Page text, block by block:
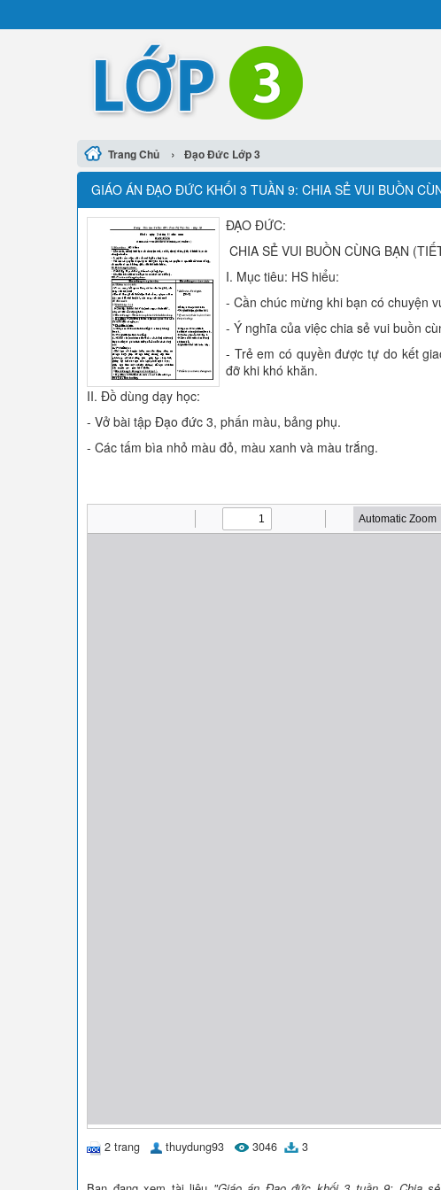
Trang Chủ › Đạo Đức Lớp 3
GIÁO ÁN ĐẠO ĐỨC KHỐI 3 TUẦN 9: CHIA SẺ VUI BUỒN
ĐẠO ĐỨC:
CHIA SẺ VUI BUỒN CÙNG BẠN
I. Mục tiêu: HS hiểu:
- Cần chúc mừng khi bạn có chuyện
- Ý nghĩa của việc chia sẻ vui buồn
- Trẻ em có quyền được tự do kết
đỡ khi khó khăn.
II. Đồ dùng dạy học:
- Vở bài tập Đạo đức 3, phấn màu, bảng phụ.
- Các tấm bìa nhỏ màu đỏ, màu xanh và màu trắng.
2 trang thuydung93 3046 3